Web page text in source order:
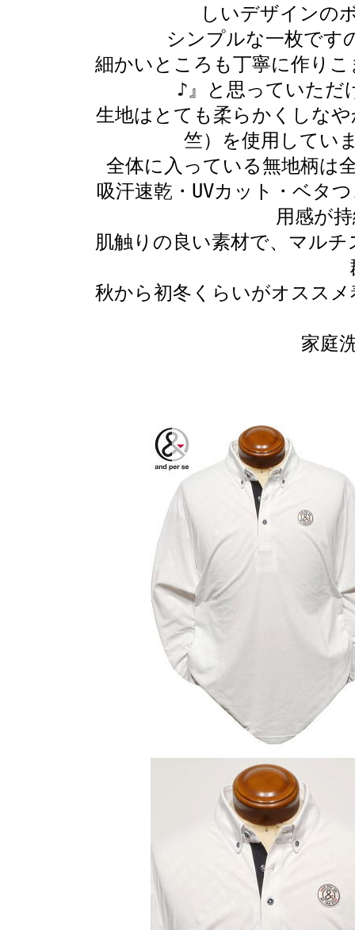
しいデザインの
シンプルな一枚です
細かいところも丁寧に作り
♪』と思っていただ
生地はとても柔らかくしな
竺）を使用してい
全体に入っている無地柄は
吸汗速乾・UVカット・ベタ
用感が
肌触りの良い素材で、マル
秋から初冬くらいがオスス
家庭